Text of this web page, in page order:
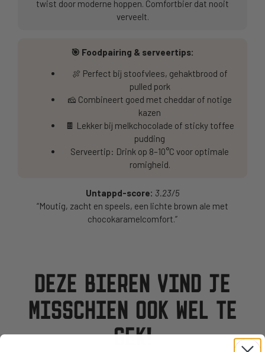
twist door moderne hoppen. Comfortbier dat nooit
verveelt.
🎯 Foodpairing & serveertips:
🍖 Perfect bij stoofvlees, gehaktbrood of
pulled pork
🧀 Combineert goed met cheddar of notige
kazen
🍫 Lekker bij melkchocolade of sticky toffee
pudding
Serveertip: Drink op 8–10°C voor optimale
romigheid.
Untappd-score: 3.23/5
“Moutig, zacht en speels, een lichte brown ale met
chocokaramelcomfort.”
DEZE BIEREN VIND JE
MISSCHIEN OOK WEL TE
GEK!